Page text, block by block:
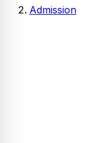
Admission